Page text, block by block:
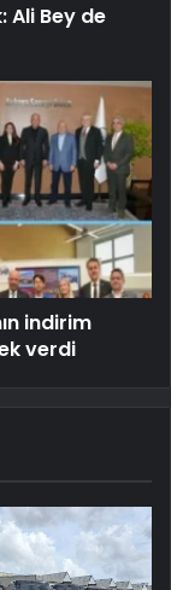
Ali Bey de
indirim
verdi